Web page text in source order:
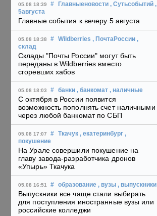
05.08 18:39 # Главныеновости , Сутьсобытий ,
5августа
Главные события к вечеру 5 августа
05.08 18:38 # Wildberries , ПочтаРоссии ,
склад
Склады "Почты России" могут быть
переданы в Wildberries вместо
сгоревших хабов
05.08 18:03 # банки , банкомат , наличные
С октября в России появится
возможность пополнять счет наличными
через любой банкомат по СБП
05.08 17:07 # Ткачук , екатеринбург ,
покушение
На Урале совершили покушение на
главу завода-разработчика дронов
«Упырь» Ткачука
05.08 16:51 # образование , вузы , выпускники
Выпускники все чаще стали выбирать
для поступления иностранные вузы или
российские колледжи